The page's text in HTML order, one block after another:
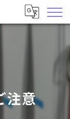
注意